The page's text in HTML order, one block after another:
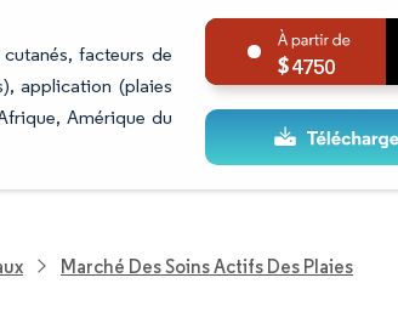
facteurs de
application (plaies
Amérique du
4750
Marché Des Soins Actifs Des Plaies